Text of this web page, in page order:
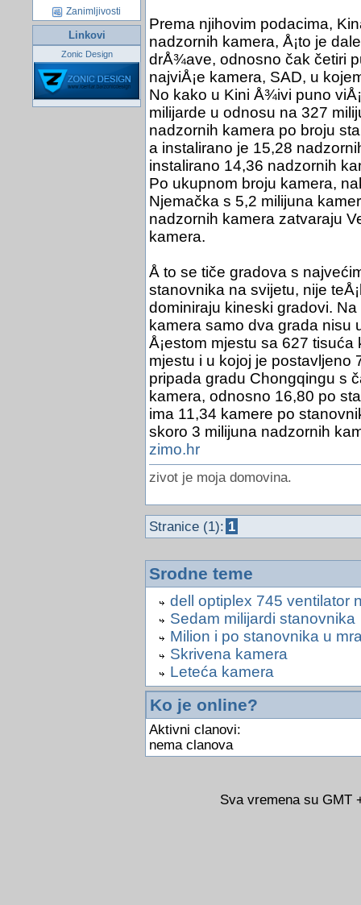
Zanimljivosti
Linkovi
Zonic Design
Prema njihovim podacima,
nadzornih kamera, Å¡to je
drÅ¾ave, odnosno čak četiri
najviÅ¡e kamera, SAD, u
No kako u Kini Å¾ivi puno
milijarde u odnosu na 327
nadzornih kamera po broju
a instalirano je 15,28
instalirano 14,36 nadzornih
Po ukupnom broju kamera,
Njemačka s 5,2 milijuna
nadzornih kamera zatvaraju
kamera.
Å to se tiče gradova s
stanovnika na svijetu, nije
dominiraju kineski gradovi.
kamera samo dva grada nisu
Å¡estom mjestu sa 627
mjestu i u kojoj je postavljeno
pripada gradu Chongqingu s
kamera, odnosno 16,80 po
ima 11,34 kamere po
skoro 3 milijuna nadzornih
zimo.hr
zivot je moja domovina.
Stranice (1): 1
Srodne teme
dell optiplex 745 ventilator
Sedam milijardi stanovnika
Milion i po stanovnika u
Skrivena kamera
Leteća kamera
Ko je online?
Aktivni clanovi:
nema clanova
Sva vremena su GMT